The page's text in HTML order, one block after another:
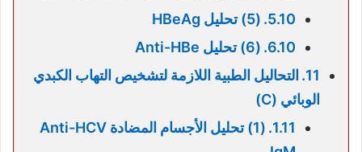
(5) تحليل HBeAg
(6) تحليل Anti-HBe
التحاليل الطبية اللازمة لتشخيص التهاب الكبدي
الوبائي (C)
(1) تحليل الأجسام المضادة Anti-HCV